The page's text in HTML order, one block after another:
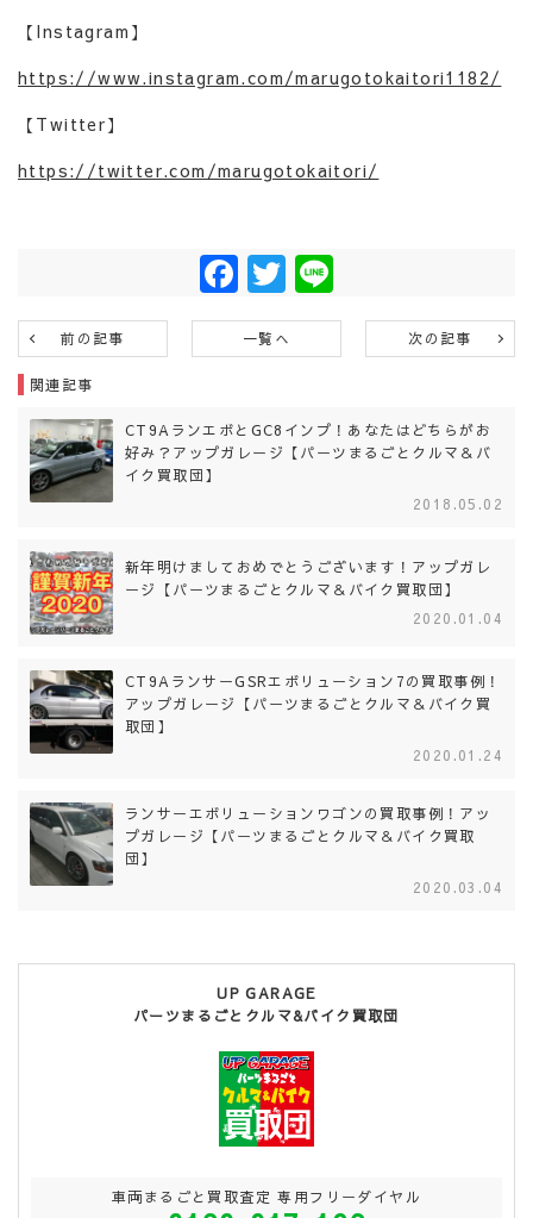
【Instagram】
https://www.instagram.com/marugotokaitori1182/
【Twitter】
https://twitter.com/marugotokaitori/
Facebook
Twitter
前の記事 一覧へ 次の記事
関連記事
CT9AランエボとGC8インプ！あなたはどちらがお
好み？アップガレージ【パーツまるごとクルマ＆バ
イク買取団】
2018.05.02
新年明けましておめでとうございます！アップガレ
ージ【パーツまるごとクルマ＆バイク買取団】
2020.01.04
CT9AランサーGSRエボリューション7の買取事例！
アップガレージ【パーツまるごとクルマ＆バイク買
取団】
2020.01.24
ランサーエボリューションワゴンの買取事例！アッ
プガレージ【パーツまるごとクルマ＆バイク買取
団】
2020.03.04
UP GARAGE
パーツまるごとクルマ&バイク買取団
車両まるごと買取査定 専用フリーダイヤル